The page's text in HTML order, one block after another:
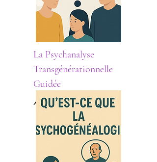
La Psychanalyse
Transgénérationnelle
Guidée
A votre écoute.